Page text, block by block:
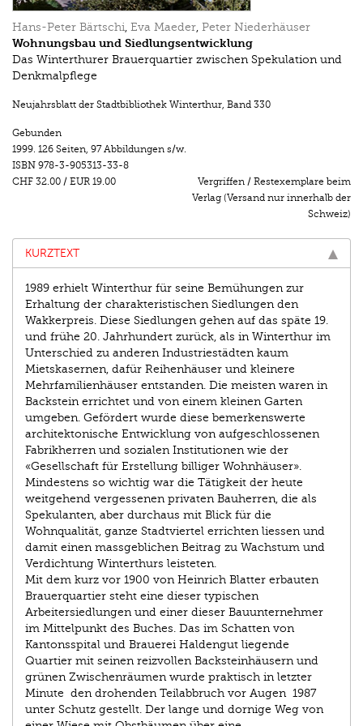
Hans-Peter Bärtschi Eva Maeder Peter Niederhäuser
Wohnungsbau und Siedlungsentwicklung
Das Winterthurer Brauerquartier zwischen Spekulation und
Denkmalpflege
Neujahrsblatt der Stadtbibliothek Winterthur, Band 330
Gebunden
1999. 126 Seiten, 97 Abbildungen s/w.
ISBN 978-3-905313-33-8
CHF 32.00 / EUR 19.00
Vergriffen / Restexemplare beim
Verlag (Versand nur innerhalb der
Schweiz)
KURZTEXT
1989 erhielt Winterthur für seine Bemühungen zur
Erhaltung der charakteristischen Siedlungen den
Wakkerpreis. Diese Siedlungen gehen auf das späte 19.
und frühe 20. Jahrhundert zurück, als in Winterthur im
Unterschied zu anderen Industriestädten kaum
Mietskasernen, dafür Reihenhäuser und kleinere
Mehrfamilienhäuser entstanden. Die meisten waren in
Backstein errichtet und von einem kleinen Garten
umgeben. Gefördert wurde diese bemerkenswerte
architektonische Entwicklung von aufgeschlossenen
Fabrikherren und sozialen Institutionen wie der
«Gesellschaft für Erstellung billiger Wohnhäuser».
Mindestens so wichtig war die Tätigkeit der heute
weitgehend vergessenen privaten Bauherren, die als
Spekulanten, aber durchaus mit Blick für die
Wohnqualität, ganze Stadtviertel errichten liessen und
damit einen massgeblichen Beitrag zu Wachstum und
Verdichtung Winterthurs leisteten.
Mit dem kurz vor 1900 von Heinrich Blatter erbauten
Brauerquartier steht eine dieser typischen
Arbeitersiedlungen und einer dieser Bauunternehmer
im Mittelpunkt des Buches. Das im Schatten von
Kantonsspital und Brauerei Haldengut liegende
Quartier mit seinen reizvollen Backsteinhäusern und
grünen Zwischenräumen wurde praktisch in letzter
Minute ­ den drohenden Teilabbruch vor Augen ­ 1987
unter Schutz gestellt. Der lange und dornige Weg von